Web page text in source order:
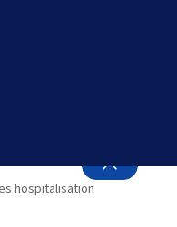
hospitalisation